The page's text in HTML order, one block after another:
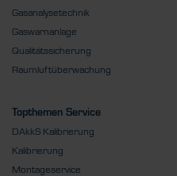
Gasanalysetechnik
Gaswarnanlage
Qualitätssicherung
Raumluftüberwachung
Topthemen Service
DAkkS Kalibrierung
Kalibrierung
Montageservice